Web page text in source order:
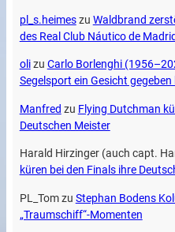
pl_s.heimeszu Waldbrand
des Real Club Náutico de Madrid
olizu Carlo Borlenghi
Segelsport ein Gesicht gegeben
Manfred zu Flying Dutchman
Deutschen Meister
Harald Hirzinger (auch capt.
küren bei den Finals ihre
PL_Tomzu Stephan Bodens
„Traumschiff“-Momenten